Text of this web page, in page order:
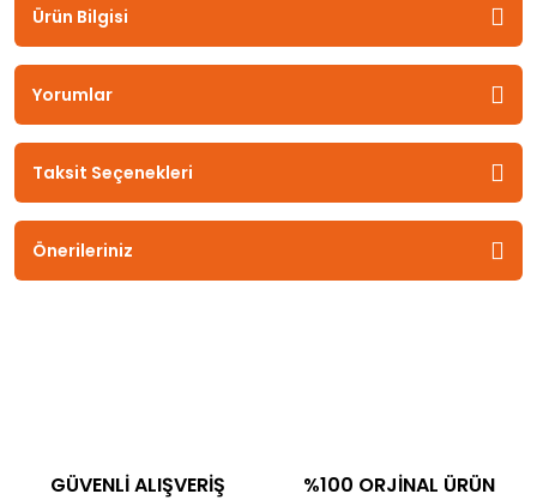
Ürün Bilgisi
Yorumlar
Taksit Seçenekleri
Önerileriniz
GÜVENLİ ALIŞVERİŞ %100 ORJİNAL ÜRÜN